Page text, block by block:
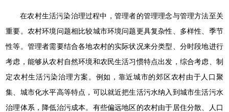
在农村生活污染治理过程中，管理者的管理理念与管理方法至关
重要。农村环境问题相比较城市环境问题更具复杂性、多样性、季节
性等。管理者需要结合各地农村的实际状况来分类型、分时段地进行
考虑，能够从农村自然环境和农民生活习惯特点出发，综合考虑、制
定农村生活污染治理方案。例如，靠近城市的郊区农村由于人口聚
集、城市化水平高等特点，可以就近把生活污水纳入到城市生活污水
治理体系，降低治污成本。有些偏远地区的农村由于居住分散、人口